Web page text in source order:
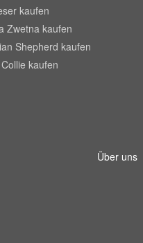
kaufen
Zwetna kaufen
Shepherd kaufen
kaufen
Über uns